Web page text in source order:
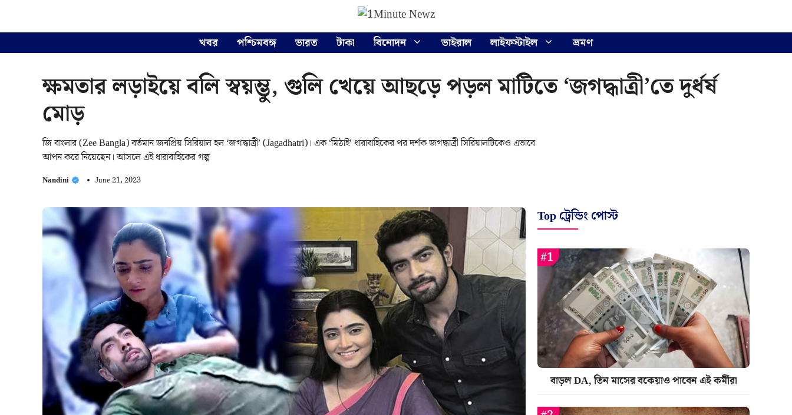
খবর পশ্চিমবঙ্গ ভারত টাকা বিনোদন ভাইরাল লাইফস্টাইল ভ্রমণ
ক্ষমতার লড়াইয়ে বলি স্বয়ম্ভু, গুলি খেয়ে আছড়ে পড়ল মাটিতে ‘জগদ্ধাত্রী’তে দুর্ধর্ষ
মোড়
জি বাংলার (Zee Bangla) বর্তমান জনপ্রিয় সিরিয়াল হল ‘জগদ্ধাত্রী’ (Jagadhatri)। এক ‘মিঠাই’ ধারাবাহিকের পর দর্শক জগদ্ধাত্রী সিরিয়ালটিকেও এভাবে
আপন করে নিয়েছেন। আসলে এই ধারাবাহিকের গল্প
Nandini June 21, 2023
Top ট্রেন্ডিং পোস্ট
বাড়ল DA, তিন মাসের বকেয়াও পাবেন এই কর্মীরা